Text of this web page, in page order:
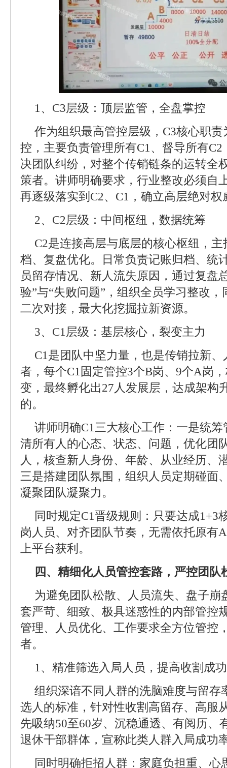
1、C3层级：顶层监管，全盘掌控
作为组织最高管控层级，C3核心职
控，主要负责管理所有C1、督导所有
决团队纠纷，对整个传销链条的运转全
策者。讲师明确要求，行业整改必须自
再逐级落实到C2、C1，确立高层绝对权
2、C2层级：中间枢纽，数据统筹
C2是连接高层与底层的核心枢纽，
档、复盘优化。日常负责记账归档、统
员留存情况、新人流失原因，通过复盘
验”与“失败问题”，组织全员学习整改
二次对接，最大化挖掘拉新资源。
3、C1层级：基层核心，裂变主力
C1是团队中坚力量，也是传销拉新
者，每个C1固定管控3个B岗、9个A岗
变，最终孵化出27人发展层，达成架构
的。
讲师明确C1三大核心工作：一是统
清所有人的心态、状态、问题，优化团
人，核查新人身份、年龄、从业经历、
三是搭建团队氛围，组织人员定期碰面
凝聚团队凝聚力。
同时规定C1晋级规则：只要达成1+3
岗人员、对齐团队节奏，无需依托原有
上平台获利。
四、精细化人员管控套路，严控团队
为避免团队松散、人员流失、盘子崩
套严苛、细致、极具迷惑性的内部管控
管理、人员优化、工作要求全方位管控
者。
1、精准筛选入局人员，提高收割成
组织深谙不同人群的洗脑难度与留存
选人的标准，针对性收割高留存、高服
先吸纳50至60岁、沉稳通透、有阅历、
退休干部群体，宣称此类人群入局成功
同时明确拒招人群：家庭负担重、心